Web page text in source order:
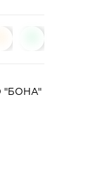
"БОНА"